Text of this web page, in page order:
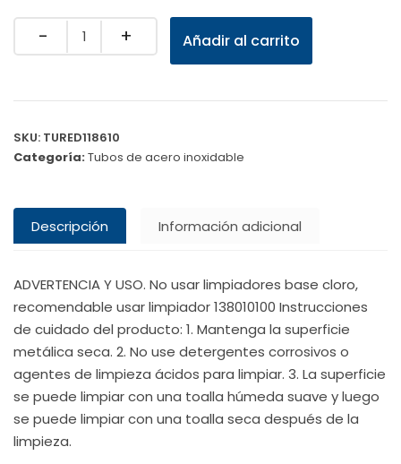
Quantity Añadir al carrito
SKU: TURED118610
Categoría:Tubos de acero inoxidable
Descripción Información adicional
ADVERTENCIA Y USO. No usar limpiadores base cloro,
recomendable usar limpiador 138010100 Instrucciones
de cuidado del producto: 1. Mantenga la superficie
metálica seca. 2. No use detergentes corrosivos o
agentes de limpieza ácidos para limpiar. 3. La superficie
se puede limpiar con una toalla húmeda suave y luego
se puede limpiar con una toalla seca después de la
limpieza.